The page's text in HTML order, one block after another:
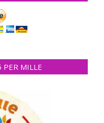
PER MILLE